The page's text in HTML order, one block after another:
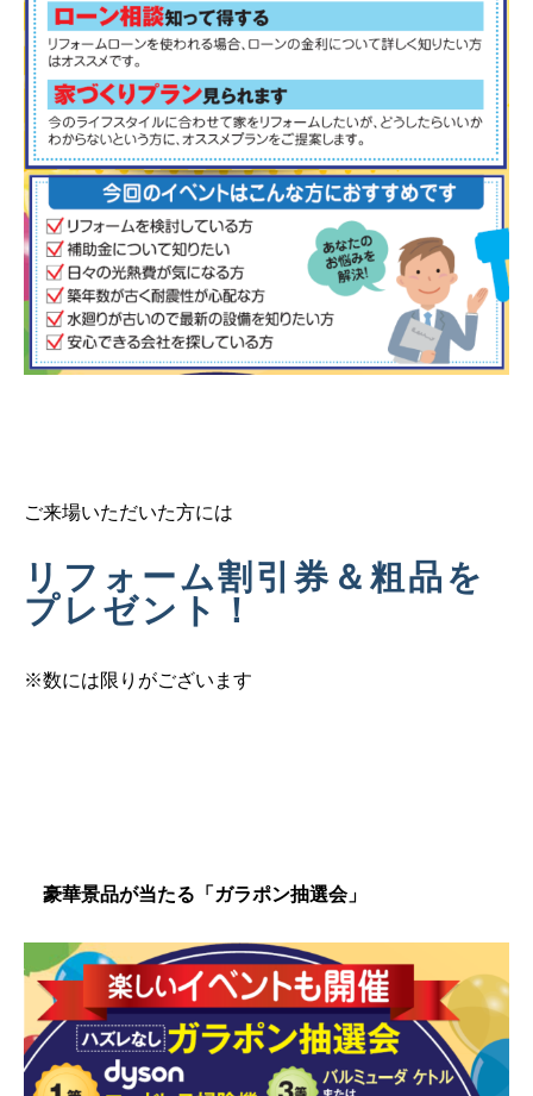
ご来場いただいた方には
リフォーム割引券＆粗品 を
プレゼント！
※数には限りがございます
豪華景品が当たる「ガラポン抽選会」